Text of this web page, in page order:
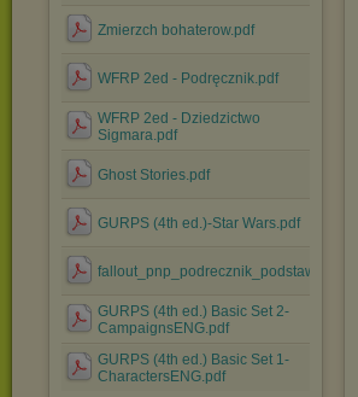
Zmierzch bohaterow.pdf
WFRP 2ed - Podręcznik.pdf
WFRP 2ed - Dziedzictwo
Sigmara.pdf
Ghost Stories.pdf
GURPS (4th ed.)-Star Wars.pdf
fallout_pnp_podrecznik_podstawowy.pdf
GURPS (4th ed.) Basic Set 2-
CampaignsENG.pdf
GURPS (4th ed.) Basic Set 1-
CharactersENG.pdf